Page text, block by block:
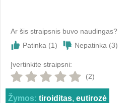
Ar šis straipsnis buvo naudingas?
Patinka (1) Nepatinka (3)
Įvertinkite straipsni:
(2)
Žymos: tiroiditas, eutirozė